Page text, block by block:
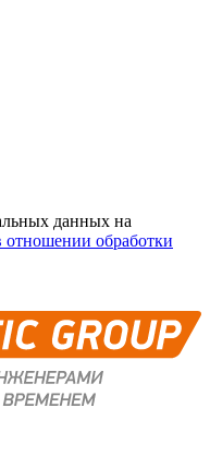
данных на
отношении обработки